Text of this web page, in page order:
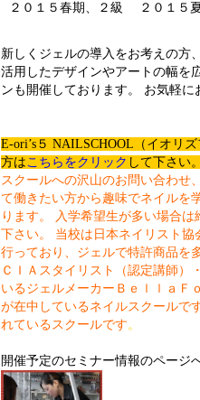
２０１５春期、２級 ２０１５
新しくジェルの導入をお考えの方
活用したデザインやアートの幅を
ンも開催しております。 お気軽に
E-ori’s５ NAILSCHOOL（イオリ
方はこちらをクリック して下さい。
スクールへの沢山のお問い合わせ
て働きたい方から趣味でネイルを
ります。
入学希望生が多い場合
下さい。
当校は日本ネイリスト
行っており、ジェルで特許商品を
ＣＩＡスタイリスト（認定講師）
いるジェルメーカーＢｅｌｌａＦ
が在中しているネイルスクールで
れているスクールです。
開催予定のセミナー情報のページ